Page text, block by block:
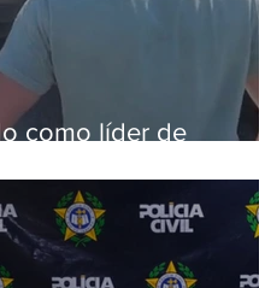
como líder de
é preso